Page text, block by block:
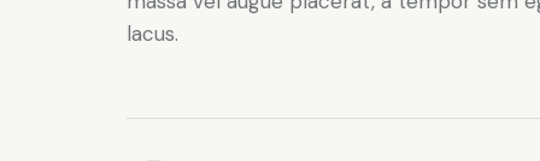
lacus.